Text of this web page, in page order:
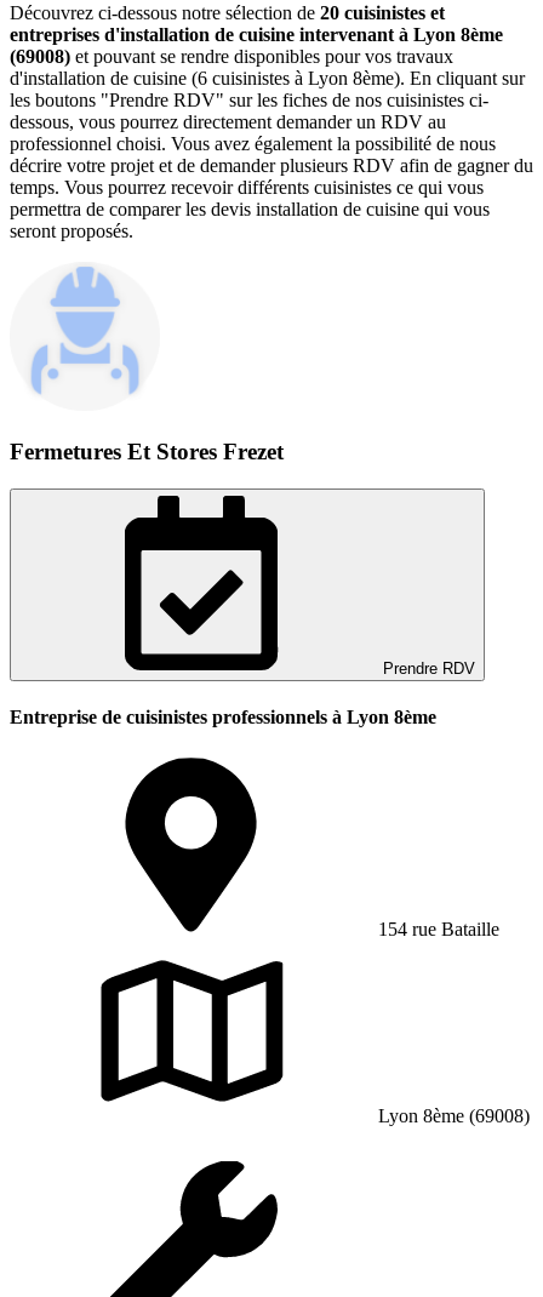
Découvrez ci-dessous notre sélection de 20 cuisinistes et
entreprises d'installation de cuisine intervenant à Lyon 8ème
(69008) et pouvant se rendre disponibles pour vos travaux
d'installation de cuisine (6 cuisinistes à Lyon 8ème). En cliquant sur
les boutons "Prendre RDV" sur les fiches de nos cuisinistes ci-
dessous, vous pourrez directement demander un RDV au
professionnel choisi. Vous avez également la possibilité de nous
décrire votre projet et de demander plusieurs RDV afin de gagner du
temps. Vous pourrez recevoir différents cuisinistes ce qui vous
permettra de comparer les devis installation de cuisine qui vous
seront proposés.
Fermetures Et Stores Frezet
Prendre RDV
Entreprise de cuisinistes professionnels à Lyon 8ème
154 rue Bataille
Lyon 8ème (69008)